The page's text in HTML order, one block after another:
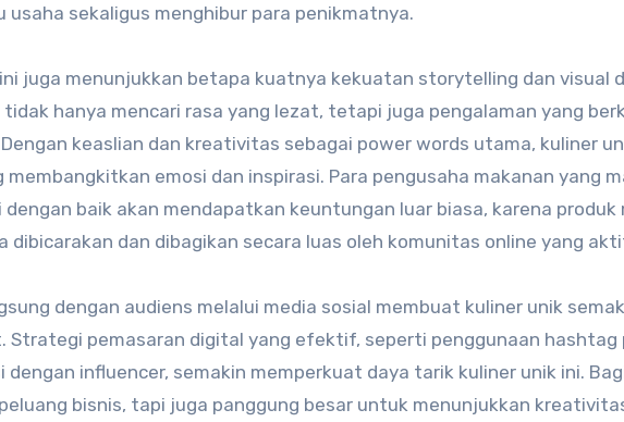
usaha sekaligus menghibur para penikmatnya.
juga menunjukkan betapa kuatnya kekuatan storytelling dan visual
hanya mencari rasa yang lezat, tetapi juga pengalaman yang
keaslian dan kreativitas sebagai power words utama, kuliner
membangkitkan emosi dan inspirasi. Para pengusaha makanan yang
baik akan mendapatkan keuntungan luar biasa, karena produk
dibicarakan dan dibagikan secara luas oleh komunitas online yang
dengan audiens melalui media sosial membuat kuliner unik
Strategi pemasaran digital yang efektif, seperti penggunaan hashtag
dengan influencer, semakin memperkuat daya tarik kuliner unik ini.
bisnis, tapi juga panggung besar untuk menunjukkan